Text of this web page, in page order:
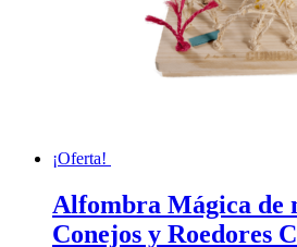
¡Oferta!
Alfombra Mágica de
Conejos y Roedores